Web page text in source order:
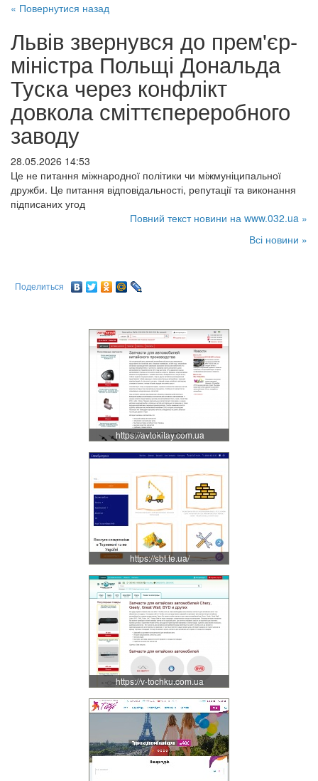
« Повернутися назад
Львів звернувся до прем'єр-
міністра Польщі Дональда
Туска через конфлікт
довкола сміттєпереробного
заводу
28.05.2026 14:53
Це не питання міжнародної політики чи міжмуніципальної
дружби. Це питання відповідальності, репутації та виконання
підписаних угод
Повний текст новини на www.032.ua »
Всі новини »
Поделиться
https://avtokitay.com.ua
https://sbt.te.ua/
https://v-tochku.com.ua